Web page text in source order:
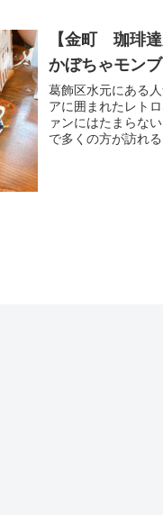
【金町 珈琲
かぼちゃモン
葛飾区水元にある
アに囲まれたレト
ァンにはたまらな
で多くの方が訪れる